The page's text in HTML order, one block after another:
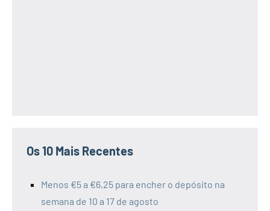
Os 10 Mais Recentes
Menos €5 a €6,25 para encher o depósito na
semana de 10 a 17 de agosto